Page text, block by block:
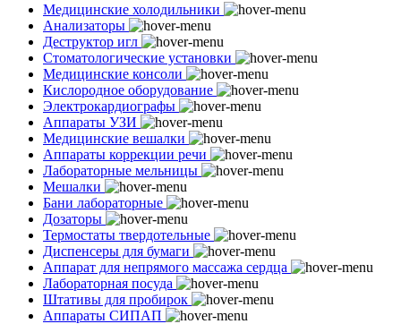
Медицинские холодильники
Анализаторы
Деструктор игл
Стоматологические установки
Медицинские консоли
Кислородное оборудование
Электрокардиографы
Аппараты УЗИ
Медицинские вешалки
Аппараты коррекции речи
Лабораторные мельницы
Мешалки
Бани лабораторные
Дозаторы
Термостаты твердотельные
Диспенсеры для бумаги
Аппарат для непрямого массажа сердца
Лабораторная посуда
Штативы для пробирок
Аппараты СИПАП